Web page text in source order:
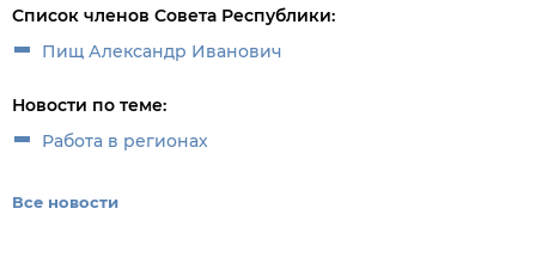
Список членов Совета Республики:
Пищ Александр Иванович
Новости по теме:
Работа в регионах
Все новости